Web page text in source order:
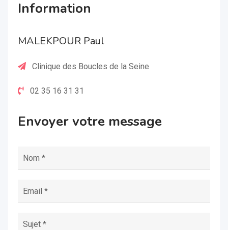
Information
MALEKPOUR Paul
Clinique des Boucles de la Seine
02 35 16 31 31
Envoyer votre message